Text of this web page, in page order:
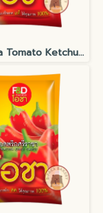
F&D Ocha Tomato Ketchup Sauce